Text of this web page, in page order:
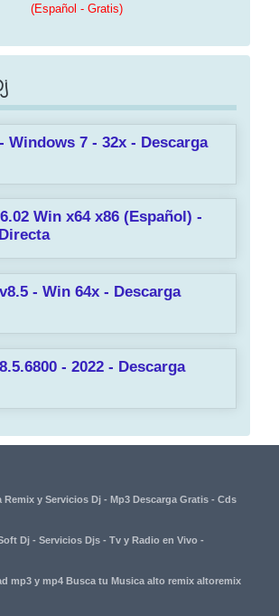
(Español - Gratis)
Windows 7 - 32x - Descarga
Win x64 x86 (Español) -
- Win 64x - Descarga
- 2022 - Descarga
Remix y Servicios Dj - Mp3 Descarga Gratis - Cds
Dj - Servicios Djs - Tv y Radio en Vivo -
mp3 y mp4 Busca tu Musica alto remix altoremix